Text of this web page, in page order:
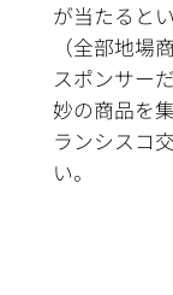
が当たると
（全部地場
スポンサー
妙の商品を
ランシスコ
い。